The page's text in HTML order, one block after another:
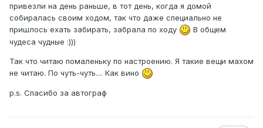
привезли на день раньше, в тот день, когда я домой
собиралась своим ходом, так что даже специально не
пришлось ехать забирать, забрала по ходу
В общем
чудеса чудные :)))
Так что читаю помаленьку по настроению. Я такие вещи махом
не читаю. По чуть-чуть.... Как вино
p.s. Спасибо за автограф